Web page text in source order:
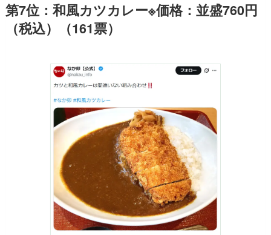
第7位：和風カツカレー※価格：並盛760円
（税込）（161票）